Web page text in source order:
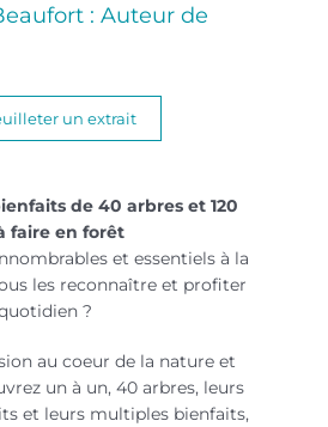
: Auteur de
un extrait
de 40 arbres et 120
faire en forêt
et essentiels à la
les reconnaître et profiter
?
au coeur de la nature et
un à un, 40 arbres, leurs
et leurs multiples bienfaits,